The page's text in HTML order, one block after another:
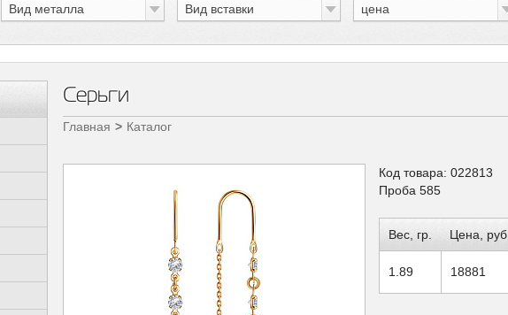
Вид металла Вид вставки цена
Серьги
Главная Каталог
Код товара: 022813
Проба 585
Вес, гр. Цена, руб.
1.89 18881